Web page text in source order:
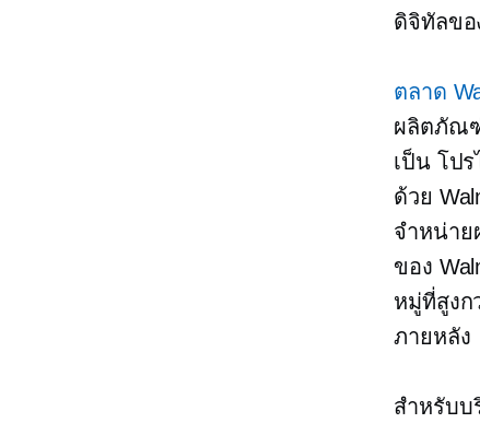
ดิจิทัลขอ
ตลาด
ผลิตภัณฑ์
เป็น โปร
ด้วย
จำหน่า
ของ
หมู่ที่สูงก
ภายหลัง
สำหรับบ